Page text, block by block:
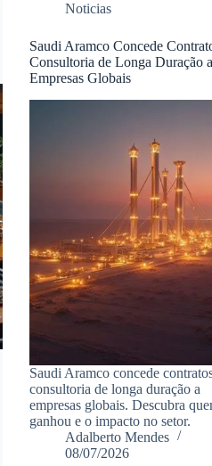
Noticias
Saudi Aramco Concede
Consultoria de Longa Duração a
Empresas Globais
Saudi Aramco concede
consultoria de longa duração a
empresas globais. Descubra
ganhou e o impacto no setor.
Adalberto Mendes
08/07/2026